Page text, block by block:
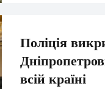
Поліція
всій країні